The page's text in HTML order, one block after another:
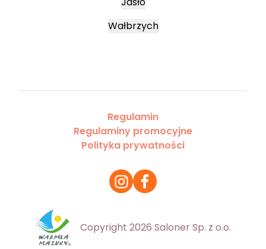
Wałbrzych
Regulamin
Regulaminy promocyjne
Polityka prywatności
Copyright 2026 Saloner Sp. z o.o.